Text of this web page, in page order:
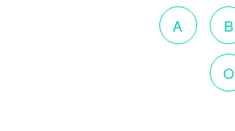
A B
O